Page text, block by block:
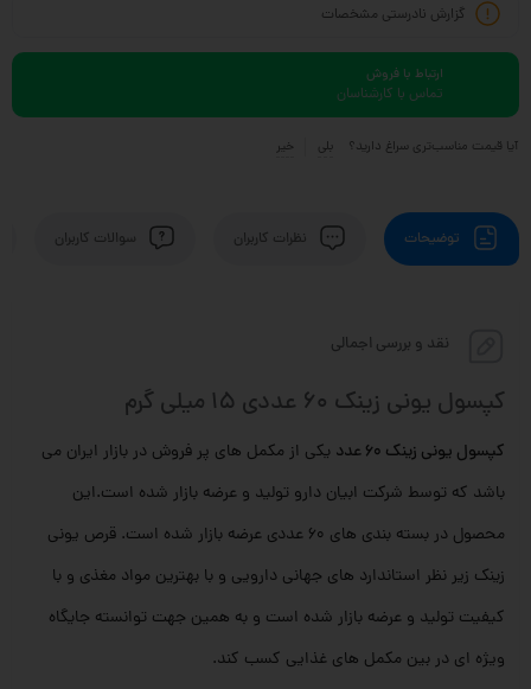
گزارش نادرستی مشخصات
ارتباط با فروش
تماس با کارشناسان
آیا قیمت مناسب‌تری سراغ دارید؟ بلی خیر
توضیحات نظرات کاربران سوالات کاربران
نقد و بررسی اجمالی
کپسول یونی زینک 60 عددی 15 میلی گرم
کپسول یونی زینک 60 عدد
یکی از مکمل های پر فروش در بازار ایران می
باشد که توسط شرکت ابیان دارو تولید و عرضه بازار شده است.این
محصول در بسته بندی های 60 عددی عرضه بازار شده است. قرص یونی
زینک زیر نظر استاندارد های جهانی دارویی و با بهترین مواد مغذی و با
کیفیت تولید و عرضه بازار شده است و به همین جهت توانسته جایگاه
ویژه ای در بین مکمل های غذایی کسب کند.